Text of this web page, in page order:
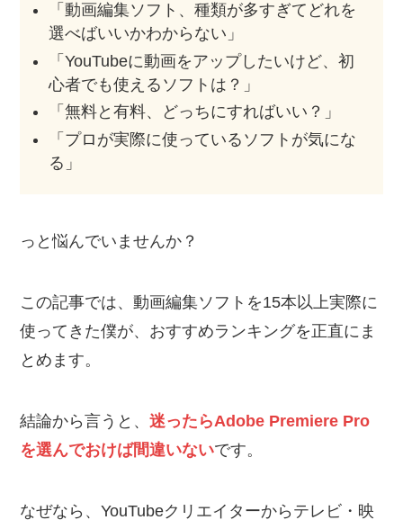
「動画編集ソフト、種類が多すぎてどれを
選べばいいかわからない」
「YouTubeに動画をアップしたいけど、初
心者でも使えるソフトは？」
「無料と有料、どっちにすればいい？」
「プロが実際に使っているソフトが気にな
る」
っと悩んでいませんか？
この記事では、動画編集ソフトを15本以上実際に
使ってきた僕が、おすすめランキングを正直にま
とめます。
結論から言うと、迷ったらAdobe Premiere Pro
を選んでおけば間違いないです。
なぜなら、YouTubeクリエイターからテレビ・映